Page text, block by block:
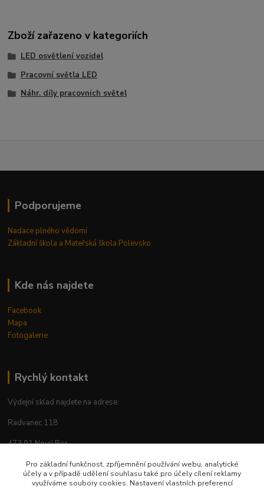
Zboží zařazeno v kategoriích
LED osvětlení vozidel
Pracovní světla LED
Náhr. díly pracovních světel
Podporujeme
Nadace plného vědomí
Základní škola a Mateřská škola Polevsko
Kde nás najdete
Facebook
Mapa
Fotogalerie
Rychlý kontakt
Výdejní sklad najdete na adrese:
Radvanec 118
473 01 Nový Bor
tel: +420 605 283 713
Pro základní funkčnost, zpříjemnění používání webu, analytické
účely a v případě udělení souhlasu také pro účely cílení reklamy
využíváme soubory cookies. Nastavení vlastních preferencí